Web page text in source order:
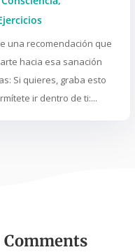
una recomendación que
hacia esa sanación
Si quieres, graba esto
ir dentro de ti:...
Comments